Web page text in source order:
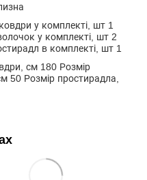
у комплекті, шт 1
у комплекті, шт 2
в комплекті, шт 1
см 180 Розмір
50 Розмір простирадла,